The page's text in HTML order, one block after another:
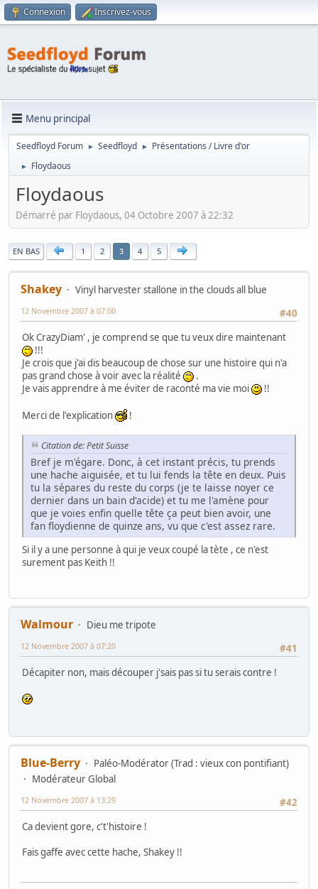
Connexion Inscrivez-vous
Menu principal
Seedfloyd Forum ► Seedfloyd ► Présentations / Livre d'or
► Floydaous
Floydaous
Démarré par Floydaous, 04 Octobre 2007 à 22:32
|
EN BAS 1 2 3 4 5
Shakey
Vinyl harvester stallone in the clouds all blue
#40
12 Novembre 2007 à 07:00
Ok CrazyDiam' , je comprend se que tu veux dire maintenant
!!!
Je crois que j'ai dis beaucoup de chose sur une histoire qui n'a
pas grand chose à voir avec la réalité
.
Je vais apprendre à me éviter de raconté ma vie moi
!!
Merci de l'explication !
Citation de: Petit Suisse
Bref je m'égare. Donc, à cet instant précis, tu prends
une hache aiguisée, et tu lui fends la tête en deux. Puis
tu la sépares du reste du corps (je te laisse noyer ce
dernier dans un bain d'acide) et tu me l'amène pour
que je voies enfin quelle tête ça peut bien avoir, une
fan floydienne de quinze ans, vu que c'est assez rare.
Si il y a une personne à qui je veux coupé la tète , ce n'est
surement pas Keith !!
Walmour
Dieu me tripote
#41
12 Novembre 2007 à 07:20
Décapiter non, mais découper j'sais pas si tu serais contre !
Blue-Berry
Paléo-Modérator (Trad : vieux con pontifiant)
Modérateur Global
#42
12 Novembre 2007 à 13:29
Ca devient gore, c't'histoire !
Fais gaffe avec cette hache, Shakey !!